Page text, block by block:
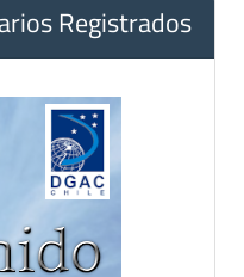
Registrados